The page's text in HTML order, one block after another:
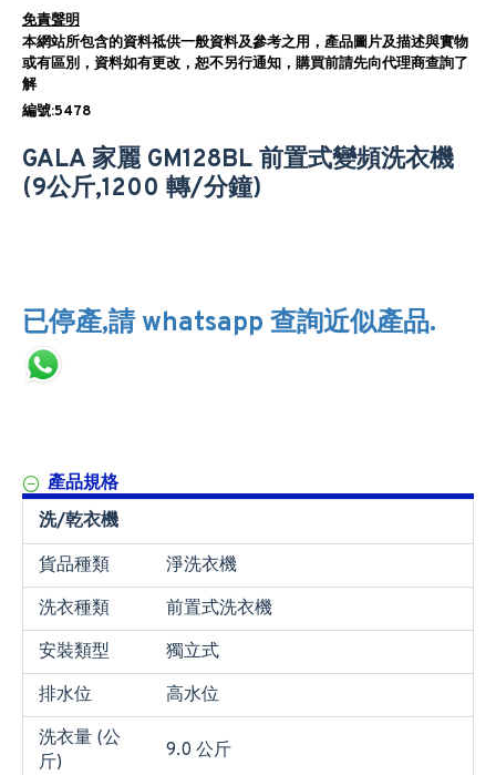
免責聲明
本網站所包含的資料祗供一般資料及參考之用，產品圖片及描述與實物
或有區別，資料如有更改，恕不另行通知，購買前請先向代理商查詢了
解
編號:5478
GALA 家麗 GM128BL 前置式變頻洗衣機
(9公斤,1200 轉/分鐘)
已停產,請 whatsapp 查詢近似產品.
產品規格
洗/乾衣機
貨品種類
淨洗衣機
洗衣種類
前置式洗衣機
安裝類型
獨立式
排水位
高水位
洗衣量 (公
斤)
9.0 公斤